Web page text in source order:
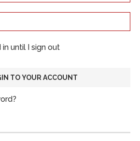
until I sign out